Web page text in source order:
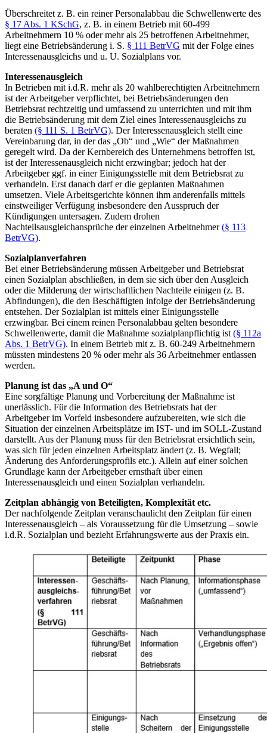
Überschreitet z. B. ein reiner Personalabbau die Schwellenwerte des
§ 17 Abs. 1 KSchG, z. B. in einem Betrieb mit 60-499
Arbeitnehmern 10 % oder mehr als 25 betroffenen Arbeitnehmer,
liegt eine Betriebsänderung i. S. § 111 BetrVG mit der Folge eines
Interessenausgleichs und u. U. Sozialplans vor.
Interessenausgleich
In Betrieben mit i.d.R. mehr als 20 wahlberechtigten Arbeitnehmern
ist der Arbeitgeber verpflichtet, bei Betriebsänderungen den
Betriebsrat rechtzeitig und umfassend zu unterrichten und mit ihm
die Betriebsänderung mit dem Ziel eines Interessenausgleichs zu
beraten (§ 111 S. 1 BetrVG). Der Interessenausgleich stellt eine
Vereinbarung dar, in der das „Ob“ und „Wie“ der Maßnahmen
geregelt wird. Da der Kernbereich des Unternehmens betroffen ist,
ist der Interessenausgleich nicht erzwingbar; jedoch hat der
Arbeitgeber ggf. in einer Einigungsstelle mit dem Betriebsrat zu
verhandeln. Erst danach darf er die geplanten Maßnahmen
umsetzen. Viele Arbeitsgerichte können ihm anderenfalls mittels
einstweiliger Verfügung insbesondere den Ausspruch der
Kündigungen untersagen. Zudem drohen
Nachteilsausgleichansprüche der einzelnen Arbeitnehmer(§ 113
BetrVG).
Sozialplanverfahren
Bei einer Betriebsänderung müssen Arbeitgeber und Betriebsrat
einen Sozialplan abschließen, in dem sie sich über den Ausgleich
oder die Milderung der wirtschaftlichen Nachteile einigen (z. B.
Abfindungen), die den Beschäftigten infolge der Betriebsänderung
entstehen. Der Sozialplan ist mittels einer Einigungsstelle
erzwingbar. Bei einem reinen Personalabbau gelten besondere
Schwellenwerte, damit die Maßnahme sozialplanpflichtig ist (§ 112a
Abs. 1 BetrVG). In einem Betrieb mit z. B. 60-249 Arbeitnehmern
müssten mindestens 20 % oder mehr als 36 Arbeitnehmer entlassen
werden.
Planung ist das „A und O“
Eine sorgfältige Planung und Vorbereitung der Maßnahme ist
unerlässlich. Für die Information des Betriebsrats hat der
Arbeitgeber im Vorfeld insbesondere aufzubereiten, wie sich die
Situation der einzelnen Arbeitsplätze im IST- und im SOLL-Zustand
darstellt. Aus der Planung muss für den Betriebsrat ersichtlich sein,
was sich für jeden einzelnen Arbeitsplatz ändert (z. B. Wegfall;
Änderung des Anforderungsprofils etc.). Allein auf einer solchen
Grundlage kann der Arbeitgeber ernsthaft über einen
Interessenausgleich und einen Sozialplan verhandeln.
Zeitplan abhängig von Beteiligten, Komplexität etc.
Der nachfolgende Zeitplan veranschaulicht den Zeitplan für einen
Interessenausgleich – als Voraussetzung für die Umsetzung – sowie
i.d.R. Sozialplan und bezieht Erfahrungswerte aus der Praxis ein.